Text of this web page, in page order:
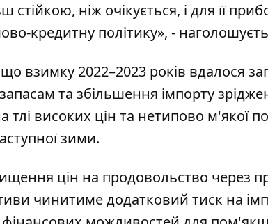
стійкою, ніж очікується, і для її
кредитну політику», -
взимку 2022–2023 років вдалося
та збільшення імпорту
тлі високих цін та нетипово м'якої
зими.
цін на продовольство через
чинитиме додатковий тиск на